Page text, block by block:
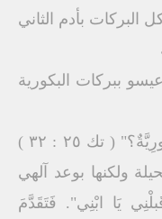
٨ : ٢٩ ) وتصير كل البركات بأدم الثاني
ببركات البكورية
أَنَا مَاضٍ إِلَى الْمَوْتِ، فَلِمَاذَا لِي بَكُورِيَّةٌ؟" ( تك ٢٥ : ٣٢ )
ولكنها بوعد آلهي
يَا ابْنِي". فَتَقَدَّمَ